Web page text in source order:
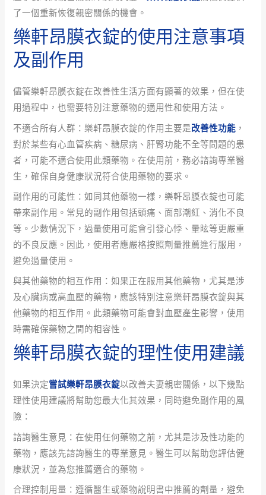
了一個重新恢復親密關係的機會。
樂軒昂膜衣錠的使用注意事項
及副作用
儘管樂軒昂膜衣錠在改善性生活方面有顯著的效果，但在使
用過程中，也需要特別注意藥物的適用性和使用方法。
不適合所有人群：樂軒昂膜衣錠的作用主要是改善性功能 ，
對於某些有心血管疾病、糖尿病、肝腎功能不全等問題的患
者，可能不適合使用此類藥物。在使用前，務必諮詢專業醫
生，確保自身健康狀況符合使用藥物的要求。
副作用的可能性：如同其他藥物一樣，樂軒昂膜衣錠也可能
帶來副作用。常見的副作用包括頭痛、面部潮紅、消化不良
等。少數情況下，過量使用可能會引發心悸、暈眩等更嚴重
的不良反應。因此，使用者應嚴格按照劑量推薦進行服用，
避免過量使用。
與其他藥物的相互作用：如果正在服用其他藥物，尤其是涉
及心臟病或高血壓的藥物，應該特別注意樂軒昂膜衣錠與其
他藥物的相互作用。此類藥物可能會對血壓產生影響，使用
時需確保藥物之間的相容性。
樂軒昂膜衣錠的理性使用建議
如果決定嘗試樂軒昂膜衣錠以改善夫妻親密關係，以下幾點
理性使用建議將幫助您最大化其效果，同時避免副作用的風
險：
諮詢醫生意見：在使用任何藥物之前，尤其是涉及性功能的
藥物，應該先諮詢醫生的專業意見。醫生可以幫助您評估健
康狀況，並為您推薦適合的藥物。
合理控制用量：遵循醫生或藥物說明書中推薦的劑量，避免